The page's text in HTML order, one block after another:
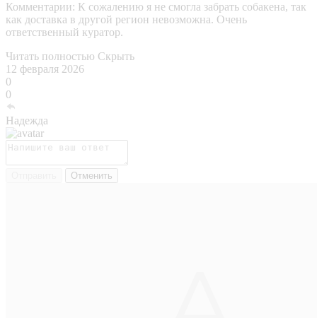
Комментарии: К сожалению я не смогла забрать собакена, так
как доставка в другой регион невозможна. Очень
ответственный куратор.
Читать полностью Скрыть
12 февраля 2026
0
0
Надежда
Отменить